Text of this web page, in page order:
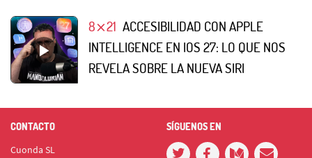
8⨯21 ACCESIBILIDAD CON APPLE
INTELLIGENCE EN IOS 27: LO QUE NOS
REVELA SOBRE LA NUEVA SIRI
CONTACTO
Cuonda SL
SÍGUENOS EN